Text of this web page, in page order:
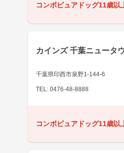
コンボピュアドッグ11歳以
カインズ 千葉ニュータ
千葉県印西市泉野1-144-6
TEL: 0476-48-8888
コンボピュアドッグ11歳以